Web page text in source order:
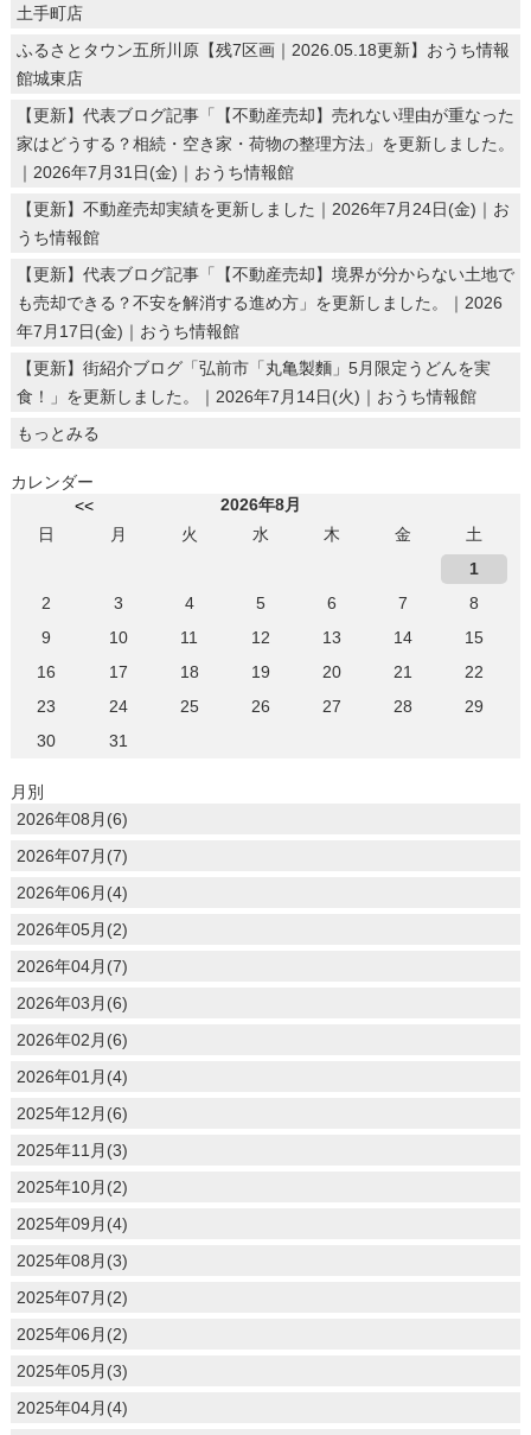
土手町店
ふるさとタウン五所川原【残7区画｜2026.05.18更新】おうち情報
館城東店
【更新】代表ブログ記事「【不動産売却】売れない理由が重なった
家はどうする？相続・空き家・荷物の整理方法」を更新しました。
｜2026年7月31日(金)｜おうち情報館
【更新】不動産売却実績を更新しました｜2026年7月24日(金)｜お
うち情報館
【更新】代表ブログ記事「【不動産売却】境界が分からない土地で
も売却できる？不安を解消する進め方」を更新しました。｜2026
年7月17日(金)｜おうち情報館
【更新】街紹介ブログ「弘前市「丸亀製麵」5月限定うどんを実
食！」を更新しました。｜2026年7月14日(火)｜おうち情報館
もっとみる
カレンダー
<<
2026年8月
日
月 火 水 木 金
土
1
2
3 4 5 6 7
8
9
10 11 12 13 14
15
16
17 18 19 20 21
22
23
24 25 26 27 28
29
30
31
月別
2026年08月(6)
2026年07月(7)
2026年06月(4)
2026年05月(2)
2026年04月(7)
2026年03月(6)
2026年02月(6)
2026年01月(4)
2025年12月(6)
2025年11月(3)
2025年10月(2)
2025年09月(4)
2025年08月(3)
2025年07月(2)
2025年06月(2)
2025年05月(3)
2025年04月(4)